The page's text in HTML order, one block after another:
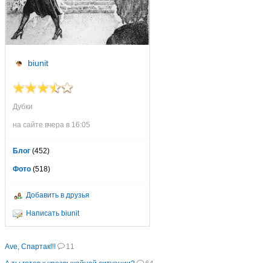
biunit
Дубки
на сайте вчера в 16:05
Блог (452)
Фото (518)
Добавить в друзья
Написать biunit
Ave, Спартак!!!
11